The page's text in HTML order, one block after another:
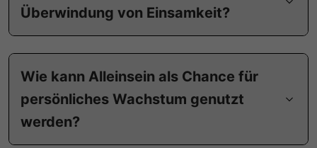
Überwindung von Einsamkeit?
Wie kann Alleinsein als Chance für
persönliches Wachstum genutzt
werden?